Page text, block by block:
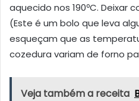
aquecido nos 190ºC. Deixar
(Este é um bolo que leva
esqueçam que as
cozedura variam de forno
Veja também a receita